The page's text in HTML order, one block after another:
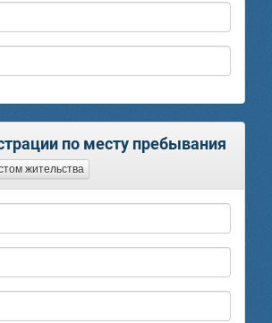
по месту пребывания
жительства